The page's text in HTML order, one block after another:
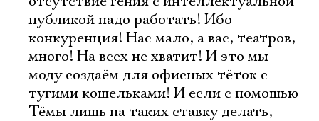
публикой надо работать! Ибо
конкуренция! Нас мало, а вас, театров,
много! На всех не хватит! И это мы
моду создаём для офисных тёток с
тугими кошельками! И если с помошью
Тёмы лишь на таких ставку делать,